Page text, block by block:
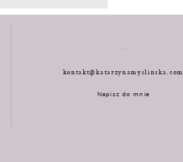
kontakt@katarzynamyslinska.com
Napisz do mnie